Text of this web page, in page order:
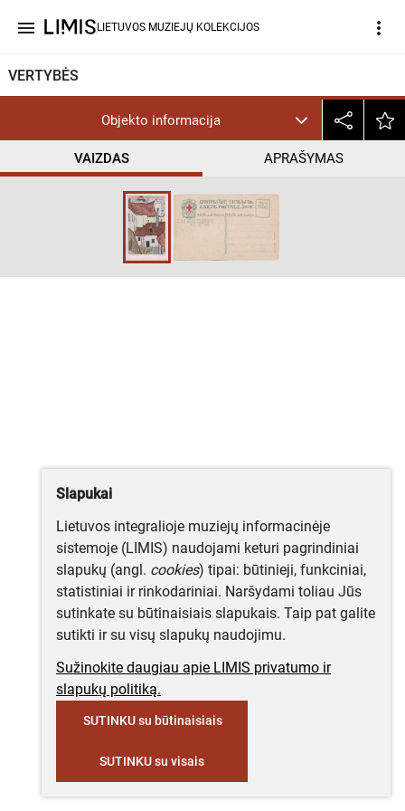
menu LIETUVOS MUZIEJŲ KOLEKCIJOS more_vert
VERTYBĖS
Objekto informacija
VAIZDAS APRAŠYMAS
CC BY help_outline
Slapukai
Lietuvos integralioje muziejų informacinėje
sistemoje (LIMIS) naudojami keturi pagrindiniai
slapukų (angl. cookies) tipai: būtinieji, funkciniai,
statistiniai ir rinkodariniai. Naršydami toliau Jūs
sutinkate su būtinaisiais slapukais. Taip pat galite
sutikti ir su visų slapukų naudojimu.
Sužinokite daugiau apie LIMIS privatumo ir
slapukų politiką.
SUTINKU su būtinaisiais
SUTINKU su visais